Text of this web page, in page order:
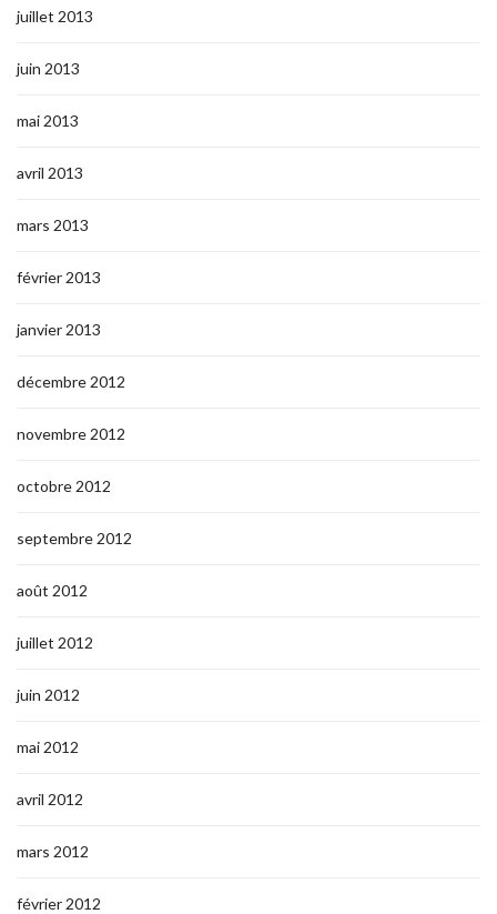
juillet 2013
juin 2013
mai 2013
avril 2013
mars 2013
février 2013
janvier 2013
décembre 2012
novembre 2012
octobre 2012
septembre 2012
août 2012
juillet 2012
juin 2012
mai 2012
avril 2012
mars 2012
février 2012